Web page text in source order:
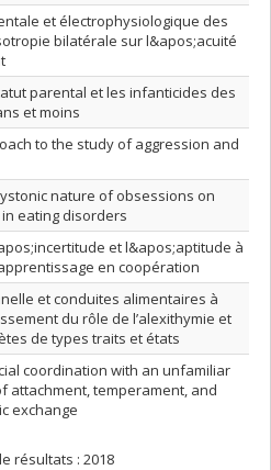
et électrophysiologique des
bilatérale sur l&apos;acuité
parental et les infanticides des
et moins
to the study of aggression and
nature of obsessions on
eating disorders
et l&apos;aptitude à
en coopération
et conduites alimentaires à
du rôle de l’alexithymie et
de types traits et états
coordination with an unfamiliar
attachment, temperament, and
exchange
résultats : 2018